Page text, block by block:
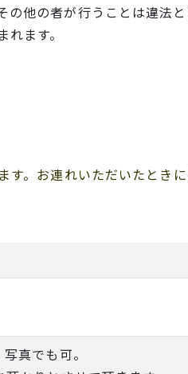
他の者が行うことは違法と
ます。
。お連れいただいたとき
真でも可。